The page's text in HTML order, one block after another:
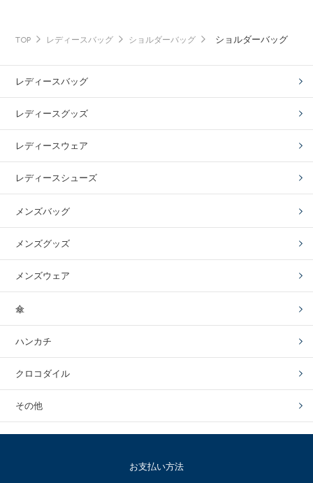
TOP レディースバッグ ショルダーバッグ ショルダーバッグ
レディースバッグ
レディースグッズ
レディースウェア
レディースシューズ
メンズバッグ
メンズグッズ
メンズウェア
傘
ハンカチ
クロコダイル
その他
お支払い方法